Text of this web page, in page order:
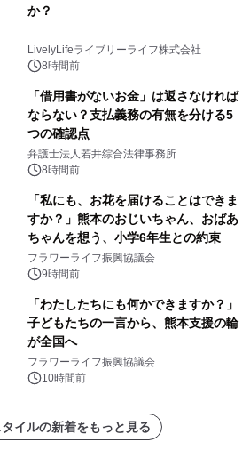
か？
LivelyLifeライブリーライフ株式会社
8時間前
「借用書がないお金」は返さなければ
ならない？支払義務の有無を分ける5
つの確認点
弁護士法人若井綜合法律事務所
8時間前
「私にも、お花を届けることはできま
すか？」熊本のおじいちゃん、おばあ
ちゃんを想う、小学6年生との約束
フラワーライフ振興協議会
9時間前
「わたしたちにも何かできますか？」
子どもたちの一言から、熊本支援の輪
が全国へ
フラワーライフ振興協議会
10時間前
イルの新着をもっと見る